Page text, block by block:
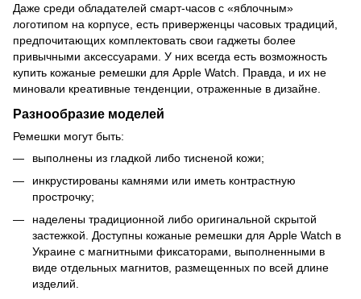
Даже среди обладателей смарт-часов с «яблочным»
логотипом на корпусе, есть приверженцы часовых традиций,
предпочитающих комплектовать свои гаджеты более
привычными аксессуарами. У них всегда есть возможность
купить кожаные ремешки для Apple Watch. Правда, и их не
миновали креативные тенденции, отраженные в дизайне.
Разнообразие моделей
Ремешки могут быть:
выполнены из гладкой либо тисненой кожи;
инкрустированы камнями или иметь контрастную
прострочку;
наделены традиционной либо оригинальной скрытой
застежкой. Доступны кожаные ремешки для Apple Watch в
Украине с магнитными фиксаторами, выполненными в
виде отдельных магнитов, размещенных по всей длине
изделий.